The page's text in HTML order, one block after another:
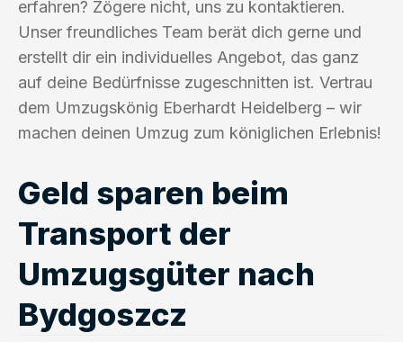
erfahren? Zögere nicht, uns zu kontaktieren.
Unser freundliches Team berät dich gerne und
erstellt dir ein individuelles Angebot, das ganz
auf deine Bedürfnisse zugeschnitten ist. Vertrau
dem Umzugskönig Eberhardt Heidelberg – wir
machen deinen Umzug zum königlichen Erlebnis!
Geld sparen beim
Transport der
Umzugsgüter nach
Bydgoszcz